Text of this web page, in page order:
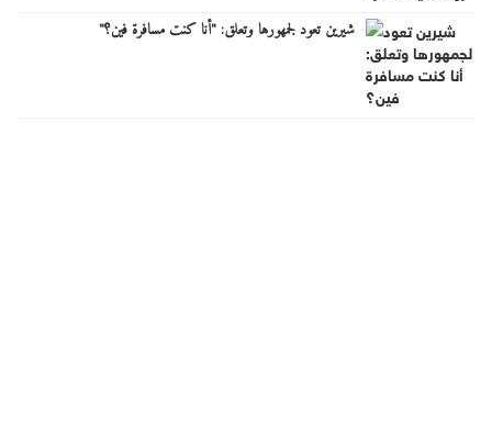
شيرين تعود لجمهورها وتعلق: "أنا كنت مسافرة فين؟"